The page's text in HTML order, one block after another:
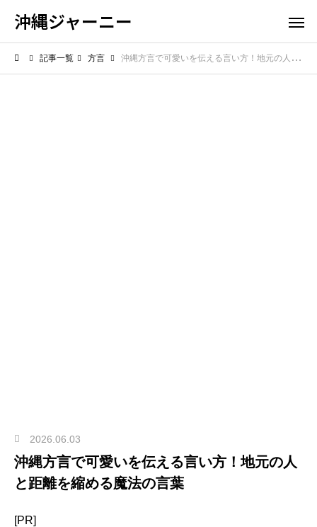
沖縄ジャーニー
記事一覧 方言 沖縄方言で可愛いを伝える言い方！地元の人と距離を縮める魔法の言葉
2026.06.03
沖縄方言で可愛いを伝える言い方！地元の人
と距離を縮める魔法の言葉
[PR]